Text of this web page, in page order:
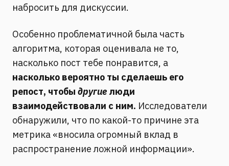
набросить для дискуссии.
Особенно проблематичной была часть
алгоритма, которая оценивала не то,
насколько пост тебе понравится, а
насколько вероятно ты сделаешь его
репост, чтобы другие люди
взаимодействовали с ним. Исследователи
обнаружили, что по какой-то причине эта
метрика «вносила огромный вклад в
распространение ложной информации».